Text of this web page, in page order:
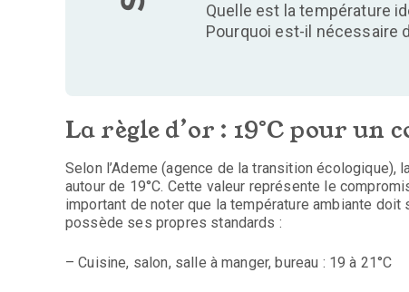
Quelle est la température
Pourquoi est-il nécessaire
La règle d’or : 19°C pour un
Selon l’Ademe (agence de la transition
autour de 19°C. Cette valeur représente le
important de noter que la température ambiante doit
possède ses propres standards :
– Cuisine, salon, salle à manger, bureau : 19 à 21°C